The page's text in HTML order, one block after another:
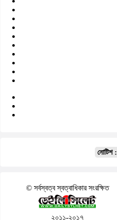
নোটিশ :
© সর্বস্বত্ব স্বত্বাধিকার সংরক্ষিত
২০১১-২০১৭